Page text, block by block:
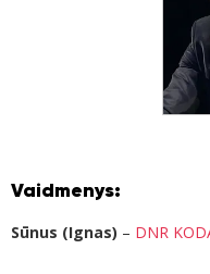
Vaidmenys:
Sūnus (Ignas) – DNR